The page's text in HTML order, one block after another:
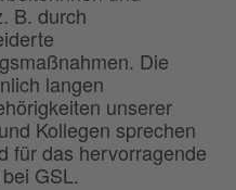
B. durch
Die
langen
unserer
Kollegen sprechen
für das hervorragende
GSL.